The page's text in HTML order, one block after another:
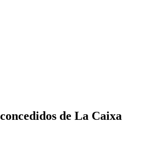
de La Caixa